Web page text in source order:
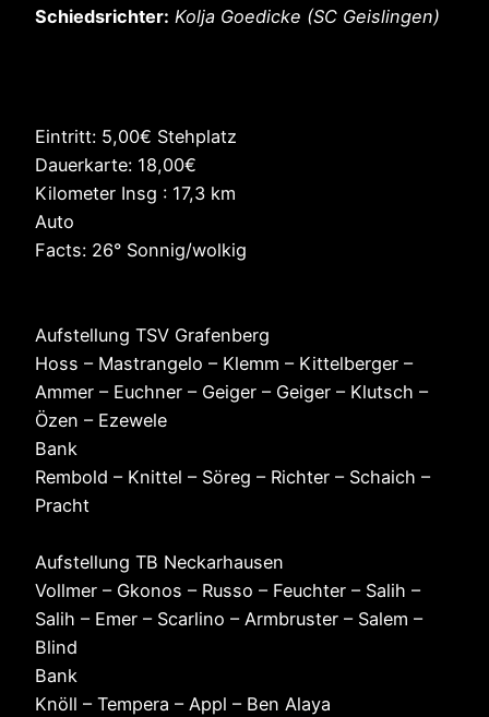
Schiedsrichter: Kolja Goedicke (SC Geislingen)
Eintritt: 5,00€ Stehplatz
Dauerkarte: 18,00€
Kilometer Insg : 17,3 km
Auto
Facts: 26° Sonnig/wolkig
Aufstellung TSV Grafenberg
Hoss – Mastrangelo – Klemm – Kittelberger –
Ammer – Euchner – Geiger – Geiger – Klutsch –
Özen – Ezewele
Bank
Rembold – Knittel – Söreg – Richter – Schaich –
Pracht
Aufstellung TB Neckarhausen
Vollmer – Gkonos – Russo – Feuchter – Salih –
Salih – Emer – Scarlino – Armbruster – Salem –
Blind
Bank
Knöll – Tempera – Appl – Ben Alaya